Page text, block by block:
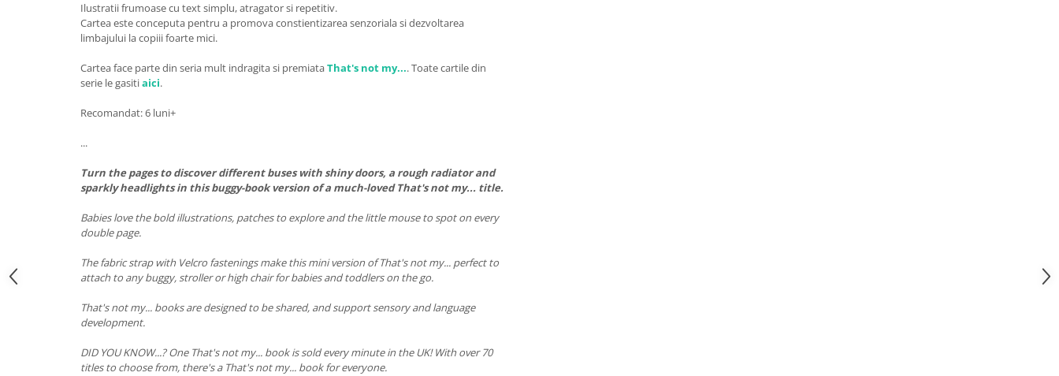
Ilustratii frumoase cu text simplu, atragator si repetitiv.
Cartea este conceputa pentru a promova constientizarea senzoriala si dezvoltarea
limbajului la copiii foarte mici.
Cartea face parte din seria mult indragita si premiataThat's not my....Toate cartile din
serie le gasitiaici.
Recomandat: 6 luni+
...
Turn the pages to discover different buses with shiny doors, a rough radiator and
sparkly headlights in this buggy-book version of a much-loved That's not my... title.
Babies love the bold illustrations, patches to explore and the little mouse to spot on every
double page.
The fabric strap with Velcro fastenings make this mini version of That's not my... perfect to
attach to any buggy, stroller or high chair for babies and toddlers on the go.
That's not my... books are designed to be shared, and support sensory and language
development.
DID YOU KNOW...? One That's not my... book is sold every minute in the UK! With over 70
titles to choose from, there's a That's not my... book for everyone.